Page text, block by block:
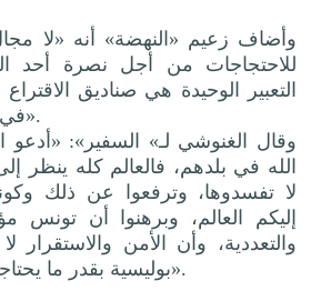
وأضاف زعيم «النهضة» أنه «لا
للاحتجاجات من أجل نصرة أحد
التعبير الوحيدة هي صناديق
في أسرع وقت ممكن».
وقال الغنوشي لـ» السفير»: «أدعو
الله في بلدهم، فالعالم كله ينظر
لا تفسدوها، وترفعوا عن ذلك
إليكم العالم، وبرهنوا أن تونس
والتعددية، وأن الأمن والاستقرار
بوليسية بقدر ما يحتاجان إلى وعي وطني».